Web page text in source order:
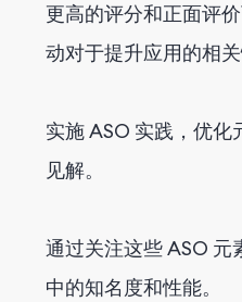
更高的评分和正面评
动对于提升应用的相
实施 ASO 实践，优化
见解。
通过关注这些 ASO
中的知名度和性能。